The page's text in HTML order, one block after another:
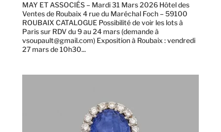
MAY ET ASSOCIÉS – Mardi 31 Mars 2026 Hôtel des
Ventes de Roubaix 4 rue du Maréchal Foch – 59100
ROUBAIX CATALOGUE Possibilité de voir les lots à
Paris sur RDV du 9 au 24 mars (demande à
vsoupault@gmail.com) Exposition à Roubaix : vendredi
27 mars de 10h30...